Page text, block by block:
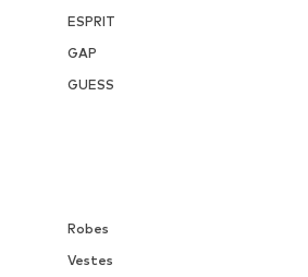
ESPRIT
GAP
GUESS
Robes
Vestes